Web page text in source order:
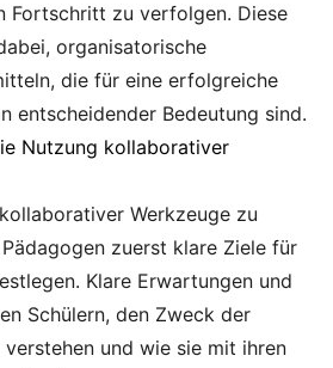
Fortschritt zu verfolgen. Diese
organisatorische
die für eine erfolgreiche
entscheidender Bedeutung sind.
Nutzung kollaborativer
Werkzeuge zu
zuerst klare Ziele für
Klare Erwartungen und
Schülern, den Zweck der
und wie sie mit ihren